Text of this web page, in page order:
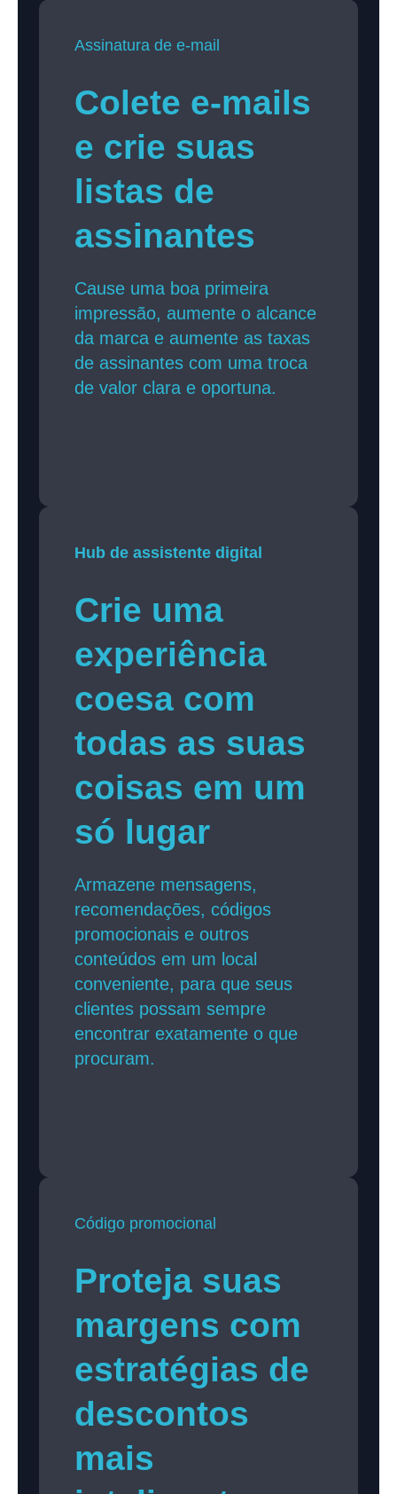
Assinatura de e-mail
Colete e-mails
e crie suas
listas de
assinantes
Cause uma boa primeira
impressão, aumente o alcance
da marca e aumente as taxas
de assinantes com uma troca
de valor clara e oportuna.
Hub de assistente digital
Crie uma
experiência
coesa com
todas as suas
coisas em um
só lugar
Armazene mensagens,
recomendações, códigos
promocionais e outros
conteúdos em um local
conveniente, para que seus
clientes possam sempre
encontrar exatamente o que
procuram.
Código promocional
Proteja suas
margens com
estratégias de
descontos
mais